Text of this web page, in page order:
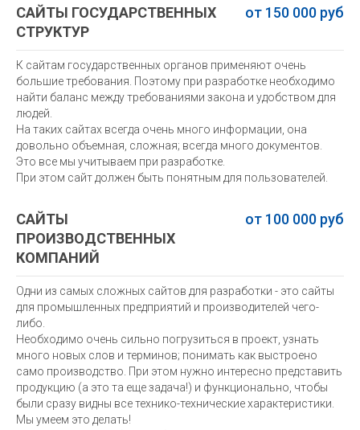
САЙТЫ ГОСУДАРСТВЕННЫХ
СТРУКТУР
от 150 000 руб
К сайтам государственных органов применяют очень
большие требования. Поэтому при разработке необходимо
найти баланс между требованиями закона и удобством для
людей.
На таких сайтах всегда очень много информации, она
довольно объемная, сложная; всегда много документов.
Это все мы учитываем при разработке.
При этом сайт должен быть понятным для пользователей.
САЙТЫ
ПРОИЗВОДСТВЕННЫХ
КОМПАНИЙ
от 100 000 руб
Одни из самых сложных сайтов для разработки - это сайты
для промышленных предприятий и производителей чего-
либо.
Необходимо очень сильно погрузиться в проект, узнать
много новых слов и терминов; понимать как выстроено
само производство. При этом нужно интересно представить
продукцию (а это та еще задача!) и функционально, чтобы
были сразу видны все технико-технические характеристики.
Мы умеем это делать!